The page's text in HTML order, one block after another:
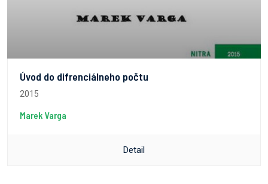
Úvod do difrenciálneho počtu
2015
Marek Varga
Detail